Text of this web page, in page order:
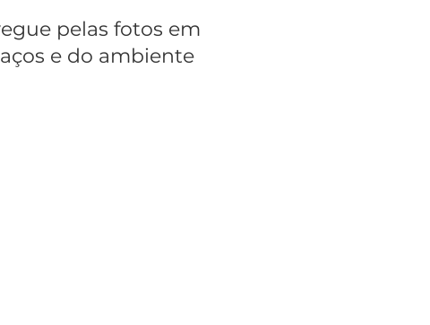
pelas fotos em
e do ambiente